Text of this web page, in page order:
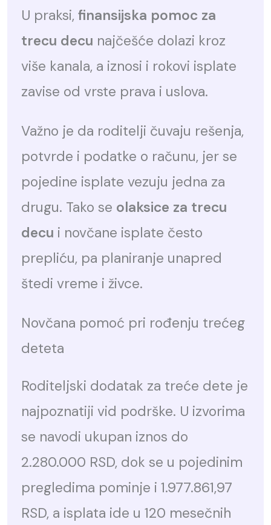
U praksi,finansijska pomoc za
trecu decu najčešće dolazi kroz
više kanala, a iznosi i rokovi isplate
zavise od vrste prava i uslova.
Važno je da roditelji čuvaju rešenja,
potvrde i podatke o računu, jer se
pojedine isplate vezuju jedna za
drugu. Tako se olaksice za trecu
decu i novčane isplate često
prepliću, pa planiranje unapred
štedi vreme i živce.
Novčana pomoć pri rođenju trećeg
deteta
Roditeljski dodatak za treće dete je
najpoznatiji vid podrške. U izvorima
se navodi ukupan iznos do
2.280.000 RSD, dok se u pojedinim
pregledima pominje i 1.977.861,97
RSD, a isplata ide u 120 mesečnih